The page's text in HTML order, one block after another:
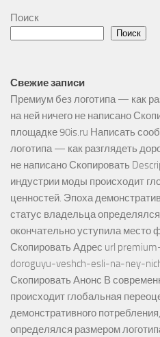
Поиск
Поиск
Свежие записи
Премиум без логотипа — как
на ней ничего не написано
площадке 90is.ru Написать
логотипа — как разглядеть
не написано Скопировать
индустрии моды происходит
ценностей. Эпоха
статус владельца
окончательно уступила место
Скопировать Адрес url
doroguyu-veshch-esli-na-ney-
Скопировать Анонс В
происходит глобальная
демонстративного
определялся размером